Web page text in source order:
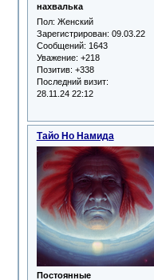
нахвалька
Пол: Женский
Зарегистрирован: 09.03.22
Сообщений: 1643
Уважение: +218
Позитив: +338
Последний визит:
28.11.24 22:12
Тайо Но Намида
Постоянные